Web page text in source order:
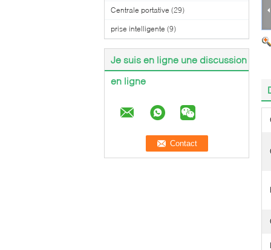
Centrale portative (29)
prise intelligente (9)
Je suis en ligne une discussion
en ligne